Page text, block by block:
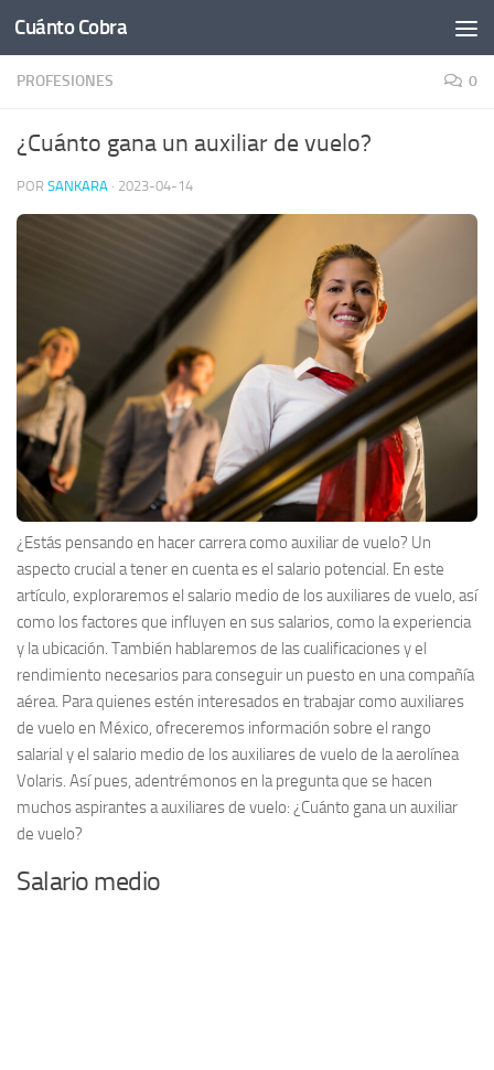
Saltar al contenido
Cuánto Cobra
PROFESIONES 0
¿Cuánto gana un auxiliar de vuelo?
POR SANKARA · 2023-04-14
¿Estás pensando en hacer carrera como auxiliar de vuelo? Un
aspecto crucial a tener en cuenta es el salario potencial. En este
artículo, exploraremos el salario medio de los auxiliares de vuelo, así
como los factores que influyen en sus salarios, como la experiencia
y la ubicación. También hablaremos de las cualificaciones y el
rendimiento necesarios para conseguir un puesto en una compañía
aérea. Para quienes estén interesados en trabajar como auxiliares
de vuelo en México, ofreceremos información sobre el rango
salarial y el salario medio de los auxiliares de vuelo de la aerolínea
Volaris. Así pues, adentrémonos en la pregunta que se hacen
muchos aspirantes a auxiliares de vuelo: ¿Cuánto gana un auxiliar
de vuelo?
Salario medio